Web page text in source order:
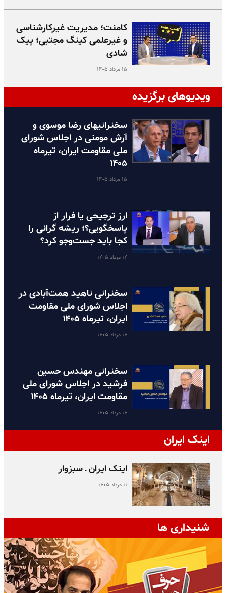
کامنت؛ مدیریت غیرکارشناسی
و غیرعلمی کینگ مجتبی؛ پیک
شادی
۱۵ مرداد ۱۴۰۵
ویدیوهای برگزیده
سخنرانیهای رضا موسوی و
آرش مومنی در اجلاس شورای
ملی مقاومت ایران، تیرماه
۱۴۰۵
۱۵ مرداد ۱۴۰۵
ارز ترجیحی یا فرار از
پاسخگویی؟؛ ریشه گرانی را
کجا باید جست‌وجو کرد؟
۱۴ مرداد ۱۴۰۵
سخنرانی ناهید همت‌آبادی در
اجلاس شورای ملی مقاومت
ایران، تیرماه ۱۴۰۵
۱۴ مرداد ۱۴۰۵
سخنرانی مهندس حسین
فرشید در اجلاس شورای ملی
مقاومت ایران، تیرماه ۱۴۰۵
۱۴ مرداد ۱۴۰۵
اینک ایران
اینک ایران ـ سبزوار
۱۱ مرداد ۱۴۰۵
شنیداری ها